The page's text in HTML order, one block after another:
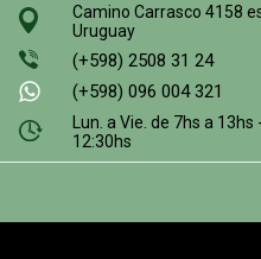
Camino Carrasco 4158
Uruguay
(+598) 2508 31 24
(+598) 096 004 321
Lun. a Vie. de 7hs a
12:30hs